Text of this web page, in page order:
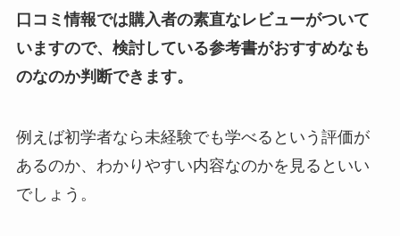
口コミ情報では購入者の素直なレビューがついて
いますので、検討している参考書がおすすめなも
のなのか判断できます。
例えば初学者なら未経験でも学べるという評価が
あるのか、わかりやすい内容なのかを見るといい
でしょう。